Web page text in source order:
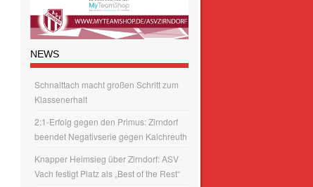
NEWS
Schnaittach macht großen Schritt zum
Klassenerhalt
2:1-Erfolg gegen den Primus: Zirndorf
beendet Negativserie gegen Kalchreuth
Knapper Heimsieg über Zirndorf: ASV
Vach festigt Platz als „Best of the Rest“